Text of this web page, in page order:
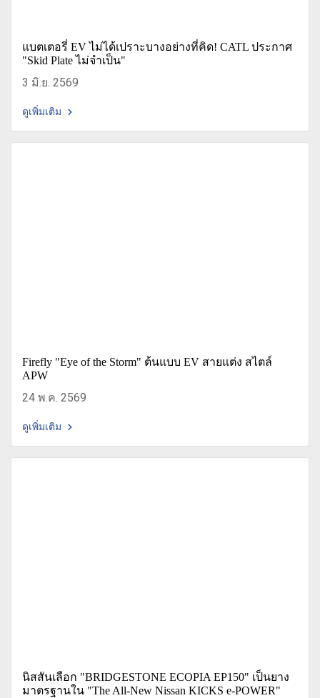
แบตเตอรี่ EV ไม่ได้เปราะบางอย่างที่คิด! CATL ประกาศ
"Skid Plate ไม่จำเป็น"
3 มิ.ย. 2569
ดูเพิ่มเติม
Firefly "Eye of the Storm" ต้นแบบ EV สายแต่ง สไตล์
APW
24 พ.ค. 2569
ดูเพิ่มเติม
นิสสันเลือก "BRIDGESTONE ECOPIA EP150" เป็นยาง
มาตรฐานใน "The All-New Nissan KICKS e-POWER"